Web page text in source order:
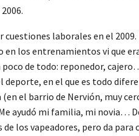
cuestiones laborales en el
los entrenamientos vi que
poco de todo: reponedor,
deporte, en el que es todo
el barrio de Nervión, muy
ayudó mi familia, mi novia…
los vapeadores, pero da para